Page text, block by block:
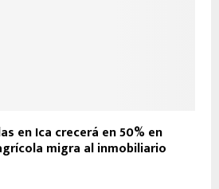
en Ica crecerá en 50% en
migra al inmobiliario